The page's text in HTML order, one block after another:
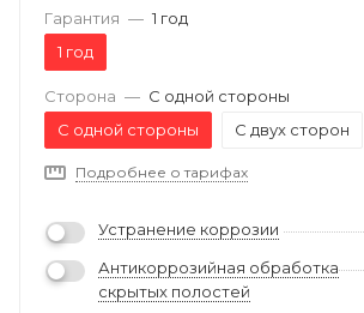
Гарантия — 1 год
1 год
Сторона — С одной стороны
С одной стороны
С двух сторон
Подробнее о тарифах
Устранение коррозии
Антикоррозийная обработка
скрытых полостей